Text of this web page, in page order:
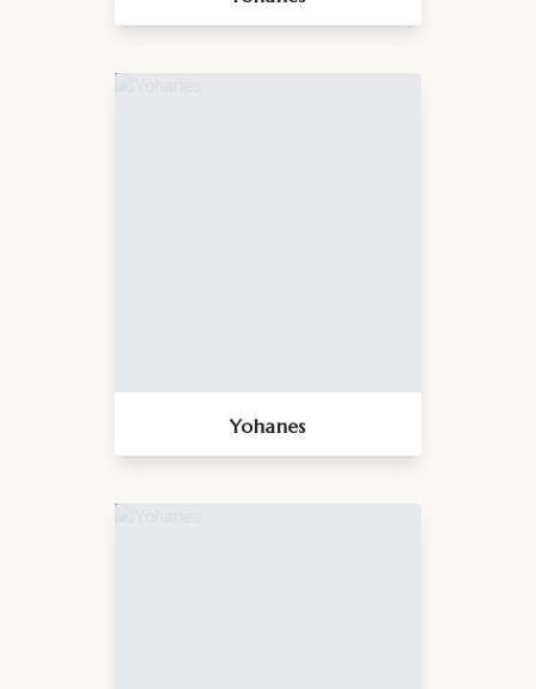
Yohanes